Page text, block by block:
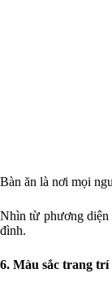
Bàn ăn là nơi mọi
Nhìn từ phương diện
đình.
6. Màu sắc trang trí